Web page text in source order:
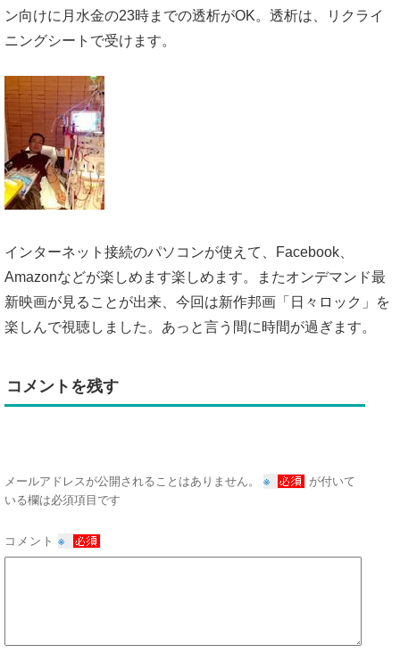
ン向けに月水金の23時までの透析がOK。透析は、リクライ
ニングシートで受けます。
インターネット接続のパソコンが使えて、Facebook、
Amazonなどが楽しめます楽しめます。またオンデマンド最
新映画が見ることが出来、今回は新作邦画「日々ロック」を
楽しんで視聴しました。あっと言う間に時間が過ぎます。
コメントを残す
メールアドレスが公開されることはありません。 ※
が付いて
いる欄は必須項目です
コメント ※